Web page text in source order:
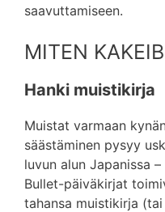
saavuttamiseen.
MITEN
Hanki muistikirja
Muistat varmaan
säästäminen pysyy
luvun alun Japanissa
Bullet-päiväkirjat
tahansa muistikirja